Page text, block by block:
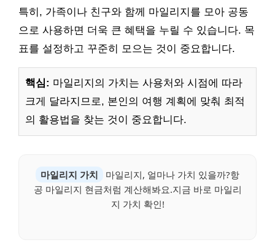
특히, 가족이나 친구와 함께 마일리지를 모아 공동
으로 사용하면 더욱 큰 혜택을 누릴 수 있습니다. 목
표를 설정하고 꾸준히 모으는 것이 중요합니다.
핵심: 마일리지의 가치는 사용처와 시점에 따라
크게 달라지므로, 본인의 여행 계획에 맞춰 최적
의 활용법을 찾는 것이 중요합니다.
마일리지 가치
마일리지, 얼마나 가치 있을까?항
공 마일리지 현금처럼 계산해봐요.지금 바로 마일리
지 가치 확인!